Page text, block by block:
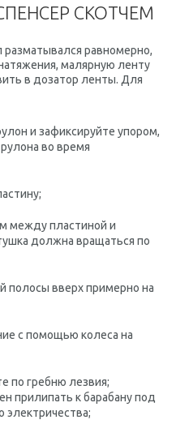
СКОТЧЕМ
равномерно,
малярную ленту
в дозатор ленты. Для
и зафиксируйте упором,
во время
между пластиной и
должна вращаться по
полосы вверх примерно на
с помощью колеса на
по гребню лезвия;
прилипать к барабану под
электричества;